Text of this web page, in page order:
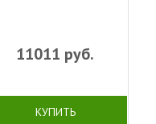
11011 руб.
КУПИТЬ